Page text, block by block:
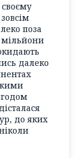
поза
мільйони
далеко
до яких